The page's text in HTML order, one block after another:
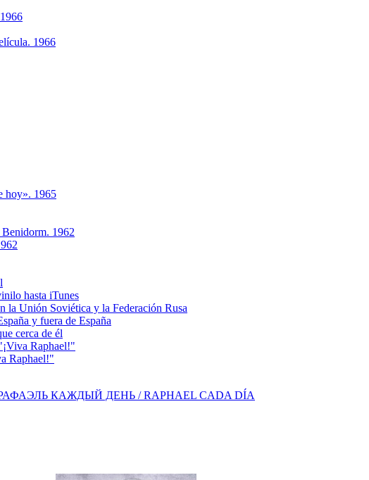
1966
hoy». 1965
Benidorm. 1962
hasta iTunes
Unión Soviética y la Federación Rusa
y fuera de España
cerca de él
Raphael!"
Raphael!"
КАЖДЫЙ ДЕНЬ / RAPHAEL CADA DÍA